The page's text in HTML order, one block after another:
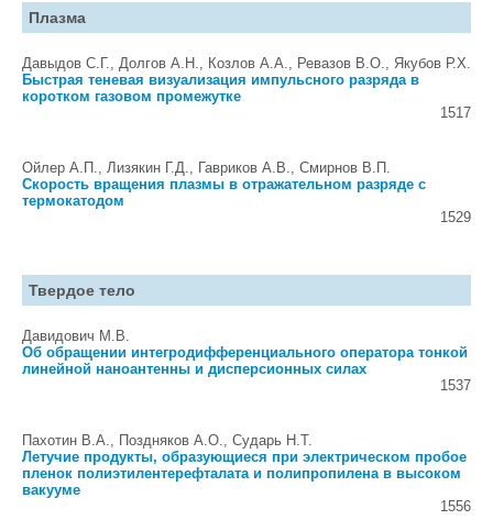
Плазма
Давыдов С.Г., Долгов А.Н., Козлов А.А., Ревазов В.О., Якубов Р.Х.
Быстрая теневая визуализация импульсного разряда в
коротком газовом промежутке
1517
Ойлер А.П., Лизякин Г.Д., Гавриков А.В., Смирнов В.П.
Скорость вращения плазмы в отражательном разряде с
термокатодом
1529
Твердое тело
Давидович М.В.
Об обращении интегродифференциального оператора тонкой
линейной наноантенны и дисперсионных силах
1537
Пахотин В.А., Поздняков А.О., Сударь Н.Т.
Летучие продукты, образующиеся при электрическом пробое
пленок полиэтилентерефталата и полипропилена в высоком
вакууме
1556